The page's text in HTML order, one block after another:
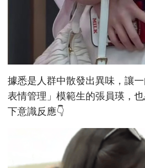
據悉是人群中散發出異味，讓
表情管理」模範生的張員瑛，
下意識反應👇